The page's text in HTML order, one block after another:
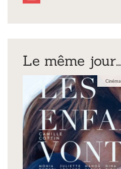
Le même
Cinéma